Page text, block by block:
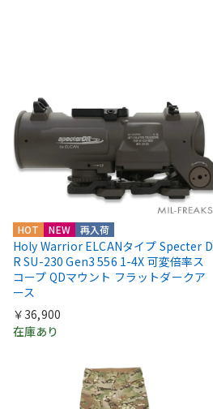
HOT NEW 再入荷
Holy Warrior ELCANタイプ Specter D
R SU-230 Gen3 556 1-4X 可変倍率ス
コープ QDマウント フラットダークア
ース
￥36,900
在庫あり